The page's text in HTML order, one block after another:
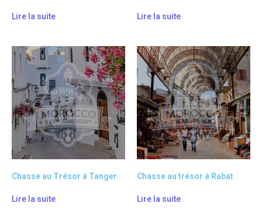
Lire la suite Lire la suite
Chasse au Trésor à Tanger
Lire la suite
Chasse au trésor à Rabat
Lire la suite